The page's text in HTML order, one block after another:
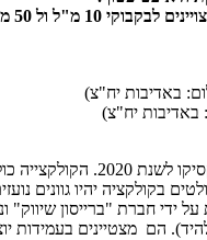
במחיר השווה לכל כיס.
בקולקציה יהיו גוונים